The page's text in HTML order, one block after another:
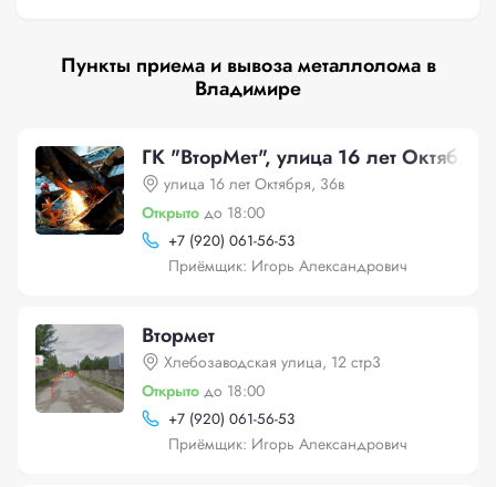
Пункты приема и вывоза металлолома в
Владимире
ГК "ВторМет", улица 16 лет Октября,
улица 16 лет Октября, 36в
Открыто до 18:00
+7 (920) 061-56-53
Приёмщик: Игорь Александрович
Втормет
Хлебозаводская улица, 12 стр3
Открыто до 18:00
+7 (920) 061-56-53
Приёмщик: Игорь Александрович